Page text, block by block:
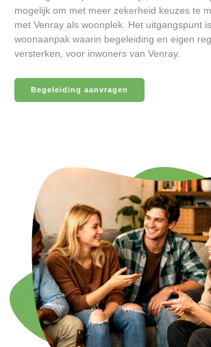
mogelijk om met meer zekerheid keuzes te
met Venray als woonplek. Het uitgangspunt
woonaanpak waarin begeleiding en eigen
versterken, voor inwoners van Venray.
Begeleiding aanvragen